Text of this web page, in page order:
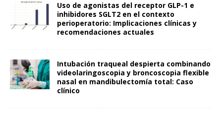
Uso de agonistas del receptor GLP-1 e
inhibidores SGLT2 en el contexto
perioperatorio: Implicaciones clínicas y
recomendaciones actuales
Intubación traqueal despierta combinando
videolaringoscopia y broncoscopia flexible
nasal en mandibulectomía total: Caso
clínico